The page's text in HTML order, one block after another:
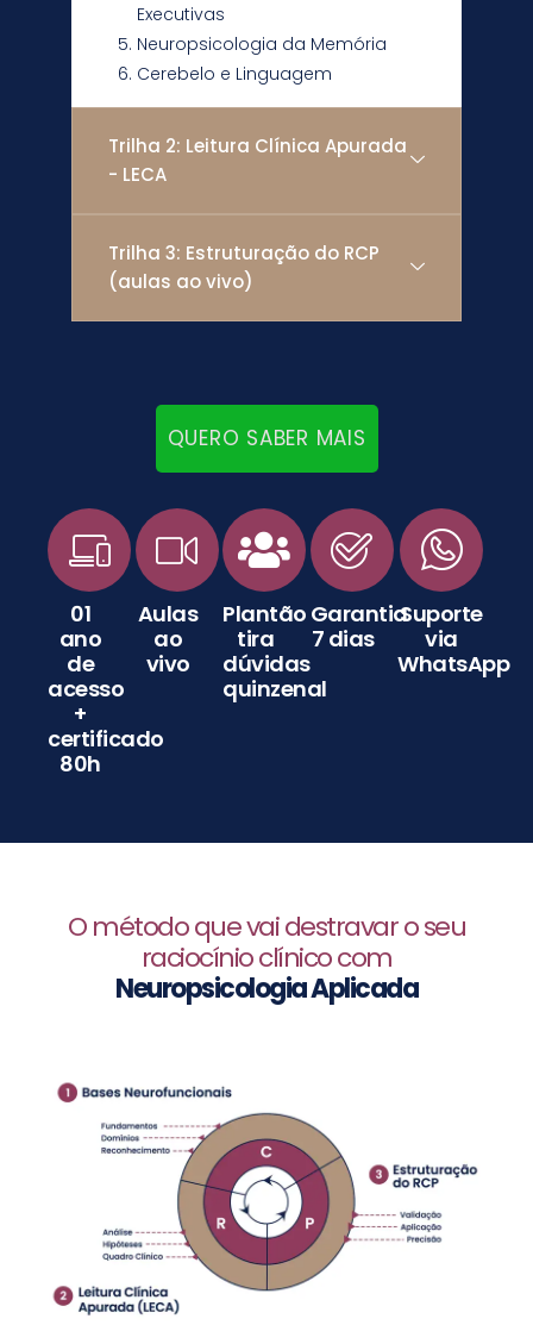
Executivas
Neuropsicologia da Memória
Cerebelo e Linguagem
Trilha 2: Leitura Clínica Apurada
- LECA
Trilha 3: Estruturação do RCP
(aulas ao vivo)
QUERO SABER MAIS
01
ano
de
acesso
+
certificado
80h
Aulas
ao
vivo
Plantão
tira
dúvidas
quinzenal
Garantia
7 dias
Suporte
via
WhatsApp
O método que vai destravar o seu
raciocínio clínico com
Neuropsicologia Aplicada